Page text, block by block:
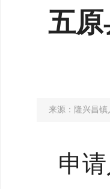
五
来源：隆兴昌镇
申